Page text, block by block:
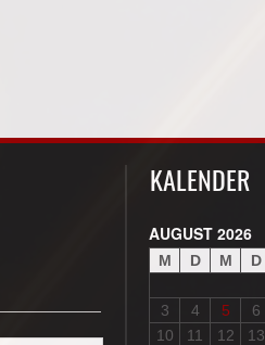
KALENDER
AUGUST 2026
M D M D
3
4 5 6
10
11 12 13